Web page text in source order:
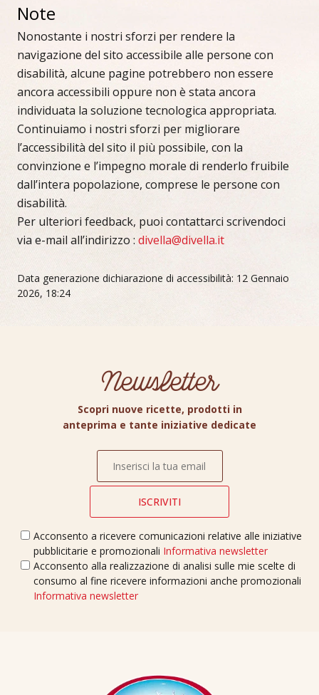
Note
Nonostante i nostri sforzi per rendere la
navigazione del sito accessibile alle persone con
disabilità, alcune pagine potrebbero non essere
ancora accessibili oppure non è stata ancora
individuata la soluzione tecnologica appropriata.
Continuiamo i nostri sforzi per migliorare
l’accessibilità del sito il più possibile, con la
convinzione e l’impegno morale di renderlo fruibile
dall’intera popolazione, comprese le persone con
disabilità.
Per ulteriori feedback, puoi contattarci scrivendoci
via e-mail all’indirizzo : divella@divella.it
Data generazione dichiarazione di accessibilità: 12 Gennaio
2026, 18:24
Newsletter
Scopri nuove ricette, prodotti in
anteprima e tante iniziative dedicate
Acconsento a ricevere comunicazioni relative alle iniziative
pubblicitarie e promozionali Informativa newsletter
Acconsento alla realizzazione di analisi sulle mie scelte di
consumo al fine ricevere informazioni anche promozionali
Informativa newsletter